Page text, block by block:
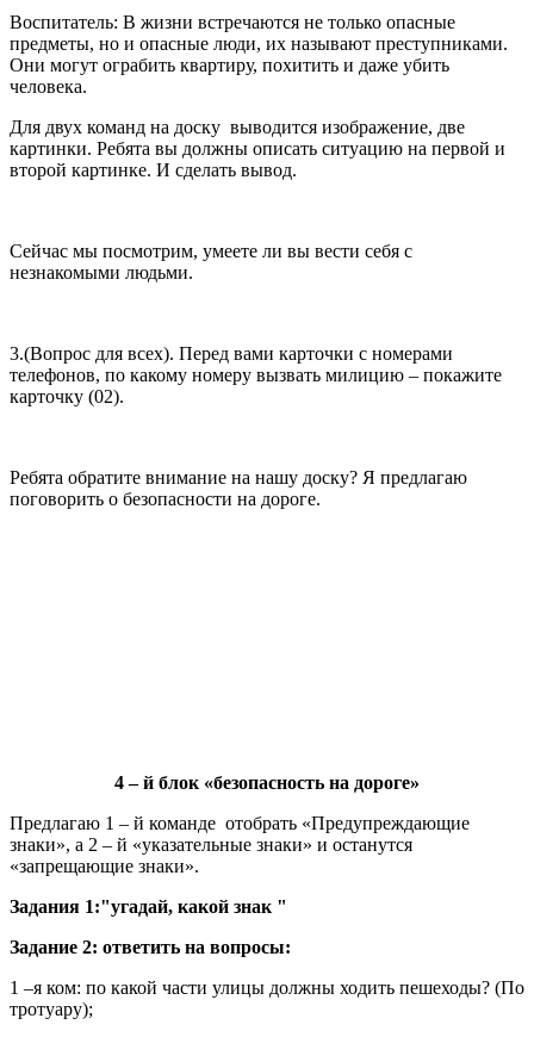
Воспитатель: В жизни встречаются не только опасные
предметы, но и опасные люди, их называют преступниками.
Они могут ограбить квартиру, похитить и даже убить
человека.
Для двух команд на доску выводится изображение, две
картинки. Ребята вы должны описать ситуацию на первой и
второй картинке. И сделать вывод.
Сейчас мы посмотрим, умеете ли вы вести себя с
незнакомыми людьми.
3.(Вопрос для всех). Перед вами карточки с номерами
телефонов, по какому номеру вызвать милицию – покажите
карточку (02).
Ребята обратите внимание на нашу доску? Я предлагаю
поговорить о безопасности на дороге.
4 – й блок «безопасность на дороге»
Предлагаю 1 – й команде отобрать «Предупреждающие
знаки», а 2 – й «указательные знаки» и останутся
«запрещающие знаки».
Задания 1:"угадай, какой знак "
Задание 2: ответить на вопросы:
1 –я ком: по какой части улицы должны ходить пешеходы? (По
тротуару);